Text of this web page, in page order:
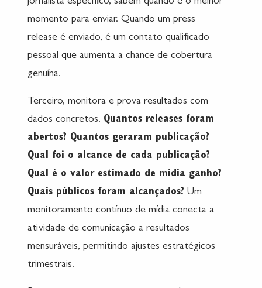
momento para enviar. Quando um press
release é enviado, é um contato qualificado
pessoal que aumenta a chance de cobertura
genuína.
Terceiro, monitora e prova resultados com
dados concretos. Quantos releases foram
abertos? Quantos geraram publicação?
Qual foi o alcance de cada publicação?
Qual é o valor estimado de mídia ganho?
Quais públicos foram alcançados? Um
monitoramento contínuo de mídia conecta a
atividade de comunicação a resultados
mensuráveis, permitindo ajustes estratégicos
trimestrais.